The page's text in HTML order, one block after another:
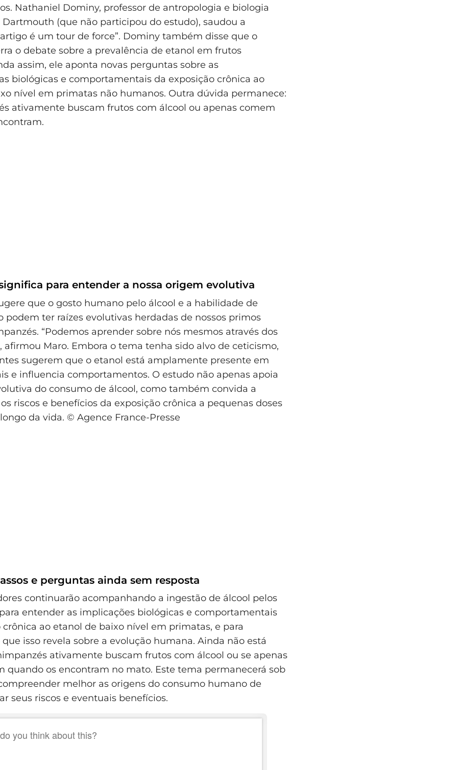
Nathaniel Dominy, professor de antropologia e biologia
(que não participou do estudo), saudou a
artigo é um tour de force”. Dominy também disse que o
o debate sobre a prevalência de etanol em frutos
assim, ele aponta novas perguntas sobre as
biológicas e comportamentais da exposição crônica ao
nível em primatas não humanos. Outra dúvida permanece:
ativamente buscam frutos com álcool ou apenas comem
para entender a nossa origem evolutiva
que o gosto humano pelo álcool e a habilidade de
podem ter raízes evolutivas herdadas de nossos primos
“Podemos aprender sobre nós mesmos através dos
afirmou Maro. Embora o tema tenha sido alvo de ceticismo,
sugerem que o etanol está amplamente presente em
e influencia comportamentos. O estudo não apenas apoia
do consumo de álcool, como também convida a
riscos e benefícios da exposição crônica a pequenas doses
da vida. © Agence France-Presse
e perguntas ainda sem resposta
continuarão acompanhando a ingestão de álcool pelos
entender as implicações biológicas e comportamentais
crônica ao etanol de baixo nível em primatas, e para
isso revela sobre a evolução humana. Ainda não está
ativamente buscam frutos com álcool ou se apenas
quando os encontram no mato. Este tema permanecerá sob
melhor as origens do consumo humano de
seus riscos e eventuais benefícios.